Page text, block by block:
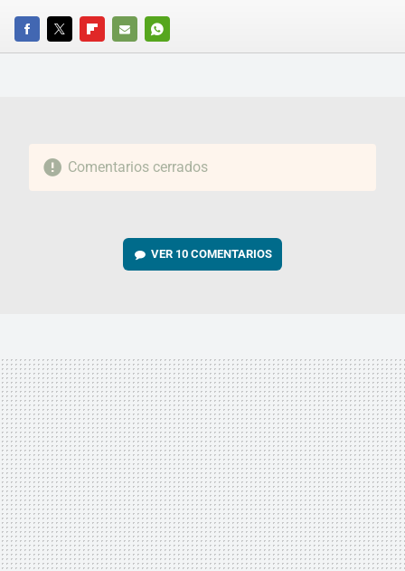
FACEBOOKTWITTERFLIPBOARD
E-
WHATSAPP
Comentarios cerrados
VER 10 COMENTARIOS